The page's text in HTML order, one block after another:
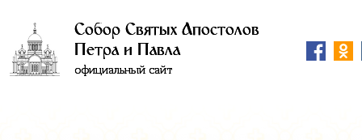
Собор Святых Апостолов
Петра и Павла
официальный сайт